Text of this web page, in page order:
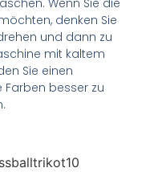
Wenn Sie die
denken Sie
und dann zu
mit kaltem
Sie einen
besser zu